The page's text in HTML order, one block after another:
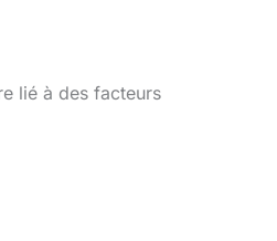
lié à des facteurs